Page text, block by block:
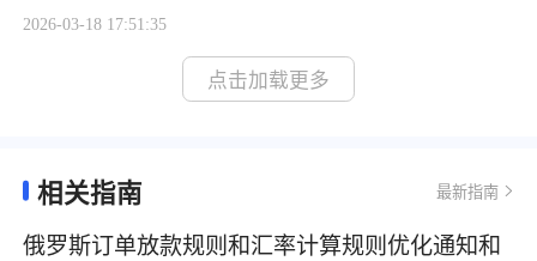
铺管理】选择对应店铺并点击【详情】点击【查看账户详
户如您是正在入驻Fnac的卖家通过开店审核后，Fnac平台
经理将通过邮件给您发送卖家账号注册链接。完成注册
2026-03-18 17:51:35
点击加载更多
相关指南 最新指南
俄罗斯订单放款规则和汇率计算规则优化通知和